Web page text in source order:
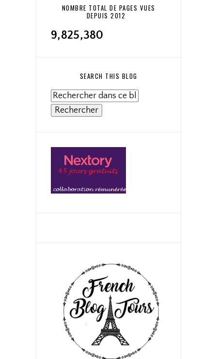
NOMBRE TOTAL DE PAGES VUES
DEPUIS 2012
9,825,380
SEARCH THIS BLOG